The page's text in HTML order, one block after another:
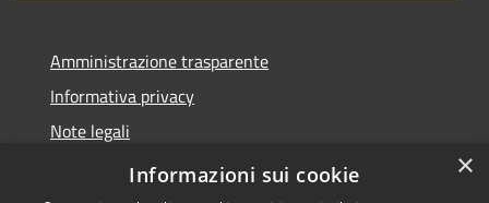
Amministrazione trasparente
Informativa privacy
Note legali
Dichiarazione di accessibilità
×
Informazioni sui cookie